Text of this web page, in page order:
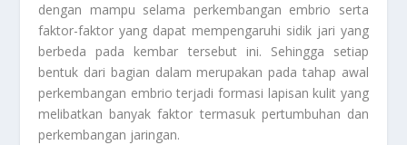
dengan mampu selama perkembangan embrio serta
faktor-faktor yang dapat mempengaruhi sidik jari yang
berbeda pada kembar tersebut ini. Sehingga setiap
bentuk dari bagian dalam merupakan pada tahap awal
perkembangan embrio terjadi formasi lapisan kulit yang
melibatkan banyak faktor termasuk pertumbuhan dan
perkembangan jaringan.